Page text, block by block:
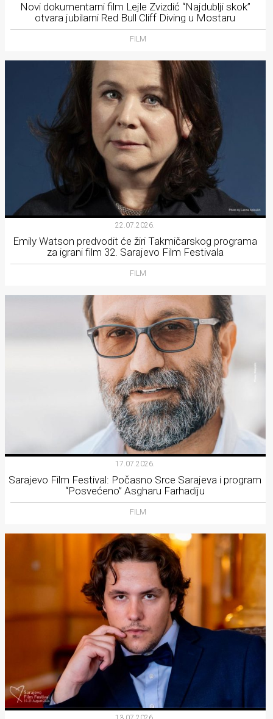
Novi dokumentarni film Lejle Zvizdić “Najdublji skok”
otvara jubilarni Red Bull Cliff Diving u Mostaru
FILM
22.07.2026.
Emily Watson predvodit će žiri Takmičarskog programa
za igrani film 32. Sarajevo Film Festivala
FILM
17.07.2026.
Sarajevo Film Festival: Počasno Srce Sarajeva i program
“Posvećeno” Asgharu Farhadiju
FILM